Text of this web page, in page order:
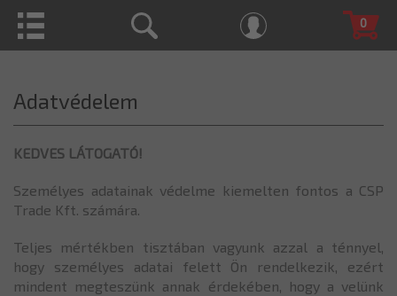
0
Adatvédelem
KEDVES LÁTOGATÓ!
Személyes adatainak védelme kiemelten fontos a CSP
Trade Kft. számára.
Teljes mértékben tisztában vagyunk azzal a ténnyel,
hogy személyes adatai felett Ön rendelkezik, ezért
mindent megteszünk annak érdekében, hogy a velünk